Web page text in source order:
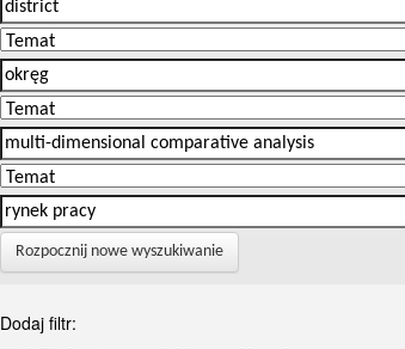
Rozpocznij nowe wyszukiwanie
Dodaj filtr: